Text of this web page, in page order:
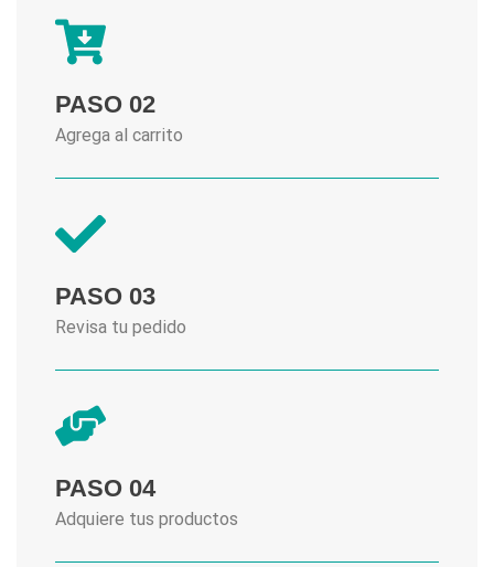
PASO 02
Agrega al carrito
PASO 03
Revisa tu pedido
PASO 04
Adquiere tus productos